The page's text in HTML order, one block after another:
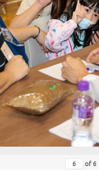
of 6